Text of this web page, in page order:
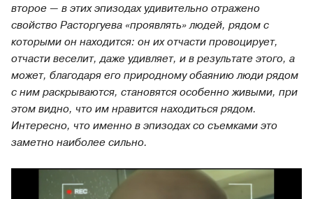
второе — в этих эпизодах удивительно отражено
свойство Расторгуева «проявлять» людей, рядом с
которыми он находится: он их отчасти провоцирует,
отчасти веселит, даже удивляет, и в результате этого, а
может, благодаря его природному обаянию люди рядом
с ним раскрываются, становятся особенно живыми, при
этом видно, что им нравится находиться рядом.
Интересно, что именно в эпизодах со съемками это
заметно наиболее сильно.